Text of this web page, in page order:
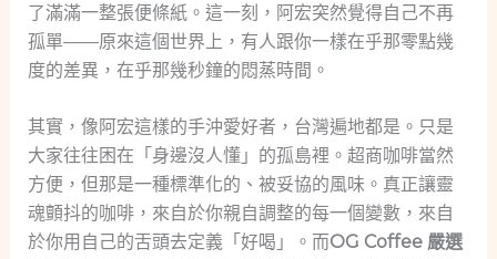
了滿滿一整張便條紙。這一刻，阿宏突然覺得自己不再
孤單——原來這個世界上，有人跟你一樣在乎那零點幾
度的差異，在乎那幾秒鐘的悶蒸時間。
其實，像阿宏這樣的手沖愛好者，台灣遍地都是。只是
大家往往困在「身邊沒人懂」的孤島裡。超商咖啡當然
方便，但那是一種標準化的、被妥協的風味。真正讓靈
魂顫抖的咖啡，來自於你親自調整的每一個變數，來自
於你用自己的舌頭去定義「好喝」。而OG Coffee 嚴選